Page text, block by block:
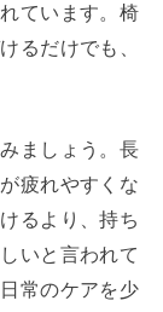
ています。椅
るだけでも、
ましょう。長
疲れやすくな
るより、持ち
いと言われて
常のケアを少